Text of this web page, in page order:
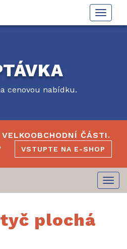
Toggle
cenovou nabídku.
ČÁSTI.
VSTUPTE NA E-SHOP
plochá